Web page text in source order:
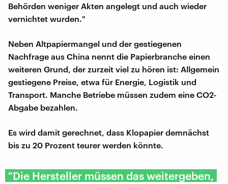
Behörden weniger Akten angelegt und auch wieder
vernichtet wurden."
Neben Altpapiermangel und der gestiegenen
Nachfrage aus China nennt die Papierbranche einen
weiteren Grund, der zurzeit viel zu hören ist: Allgemein
gestiegene Preise, etwa für Energie, Logistik und
Transport. Manche Betriebe müssen zudem eine CO2-
Abgabe bezahlen.
Es wird damit gerechnet, dass Klopapier demnächst
bis zu 20 Prozent teurer werden könnte.
"Die Hersteller müssen das weitergeben,